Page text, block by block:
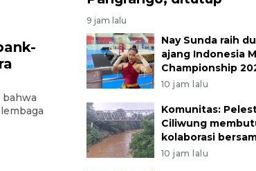
bahwa
9 jam lalu
Nay Sunda raih
ajang Indonesia
Championship
10 jam lalu
Komunitas:
Ciliwung
kolaborasi
10 jam lalu